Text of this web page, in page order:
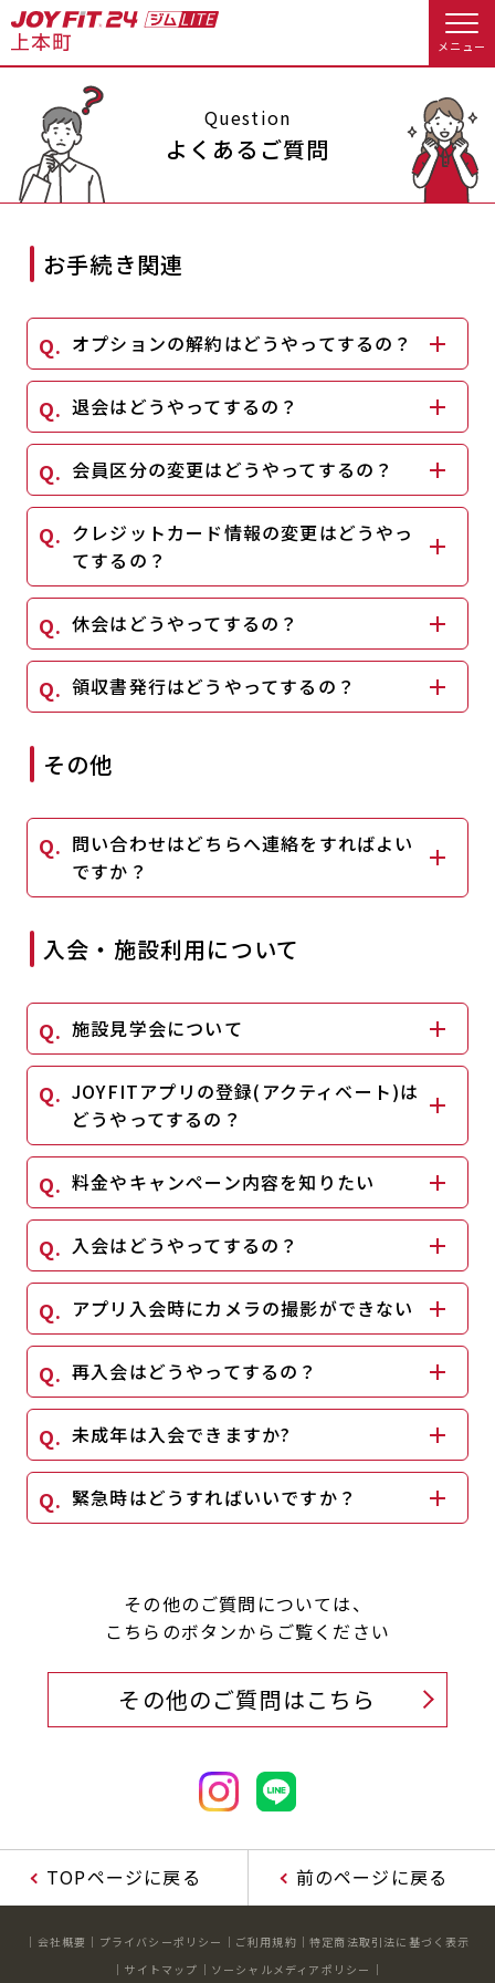
メニュー
店舗トップ
休会お手続き オプション料金
アクセス 店舗情報・サービス
よくあるご質問 店舗へのお問い合わせ
入会するトップ
Appで入会手続き料金・サービス等詳しく見る
入会を悩まれている方へトップ
料金のご案内
アクセス
見学・体験 入会方法
よくあるご質問 店舗へのお問い合わせ
JOYFIT総合トップ JOYFIT
JOYFIT24
JOYFIT+
Question
よくあるご質問
お手続き関連
オプションの解約はどうやってするの？
退会はどうやってするの？
会員区分の変更はどうやってするの？
クレジットカード情報の変更はどうやっ
てするの？
休会はどうやってするの？
領収書発行はどうやってするの？
その他
問い合わせはどちらへ連絡をすればよい
ですか？
入会・施設利用について
施設見学会について
JOYFITアプリの登録(アクティベート)は
どうやってするの？
料金やキャンペーン内容を知りたい
入会はどうやってするの？
アプリ入会時にカメラの撮影ができない
再入会はどうやってするの？
未成年は入会できますか?
緊急時はどうすればいいですか？
その他のご質問については、
こちらのボタンからご覧ください
その他のご質問はこちら
TOPページに戻る 前のページに戻る
会社概要 プライバシーポリシー ご利用規約
特定商法取引法に基づく表示
サイトマップ
ソーシャルメディアポリシー